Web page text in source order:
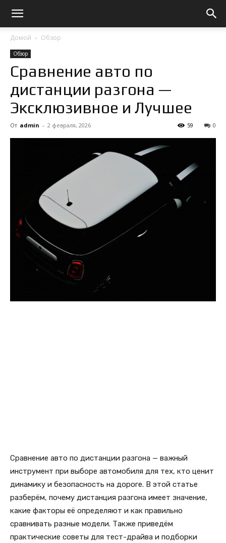
Домой Обзор
Обзор
Сравнение авто по
дистанции разгона —
Эксклюзивное и Лучшее
От admin - 2 февраля, 2026 0
59
Сравнение авто по дистанции разгона — важный
инструмент при выборе автомобиля для тех, кто ценит
динамику и безопасность на дороге. В этой статье
разберём, почему дистанция разгона имеет значение,
какие факторы её определяют и как правильно
сравнивать разные модели. Также приведём
практические советы для тест-драйва и подборки